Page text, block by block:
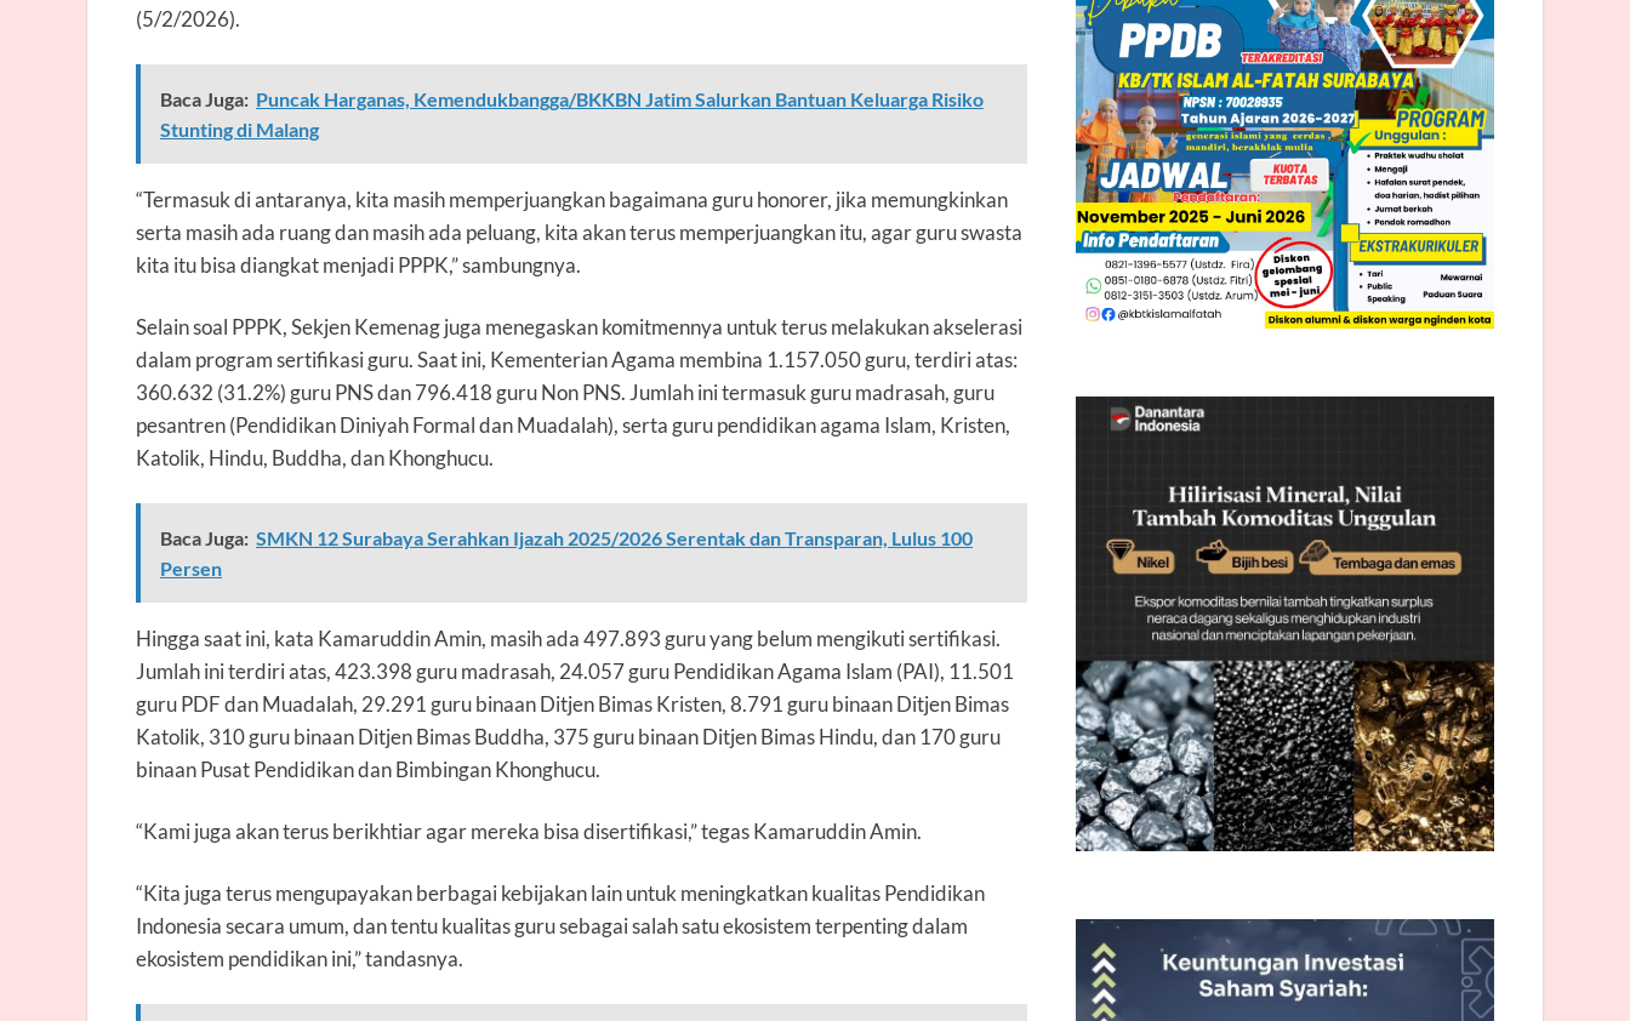
(5/2/2026).
Baca Juga: Puncak Harganas, Kemendukbangga/BKKBN Jatim Salurkan Bantuan Keluarga Risiko
Stunting di Malang
“Termasuk di antaranya, kita masih memperjuangkan bagaimana guru honorer, jika memungkinkan
serta masih ada ruang dan masih ada peluang, kita akan terus memperjuangkan itu, agar guru swasta
kita itu bisa diangkat menjadi PPPK,” sambungnya.
Selain soal PPPK, Sekjen Kemenag juga menegaskan komitmennya untuk terus melakukan akselerasi
dalam program sertifikasi guru. Saat ini, Kementerian Agama membina 1.157.050 guru, terdiri atas:
360.632 (31.2%) guru PNS dan 796.418 guru Non PNS. Jumlah ini termasuk guru madrasah, guru
pesantren (Pendidikan Diniyah Formal dan Muadalah), serta guru pendidikan agama Islam, Kristen,
Katolik, Hindu, Buddha, dan Khonghucu.
Baca Juga: SMKN 12 Surabaya Serahkan Ijazah 2025/2026 Serentak dan Transparan, Lulus 100
Persen
Hingga saat ini, kata Kamaruddin Amin, masih ada 497.893 guru yang belum mengikuti sertifikasi.
Jumlah ini terdiri atas, 423.398 guru madrasah, 24.057 guru Pendidikan Agama Islam (PAI), 11.501
guru PDF dan Muadalah, 29.291 guru binaan Ditjen Bimas Kristen, 8.791 guru binaan Ditjen Bimas
Katolik, 310 guru binaan Ditjen Bimas Buddha, 375 guru binaan Ditjen Bimas Hindu, dan 170 guru
binaan Pusat Pendidikan dan Bimbingan Khonghucu.
“Kami juga akan terus berikhtiar agar mereka bisa disertifikasi,” tegas Kamaruddin Amin.
“Kita juga terus mengupayakan berbagai kebijakan lain untuk meningkatkan kualitas Pendidikan
Indonesia secara umum, dan tentu kualitas guru sebagai salah satu ekosistem terpenting dalam
ekosistem pendidikan ini,” tandasnya.